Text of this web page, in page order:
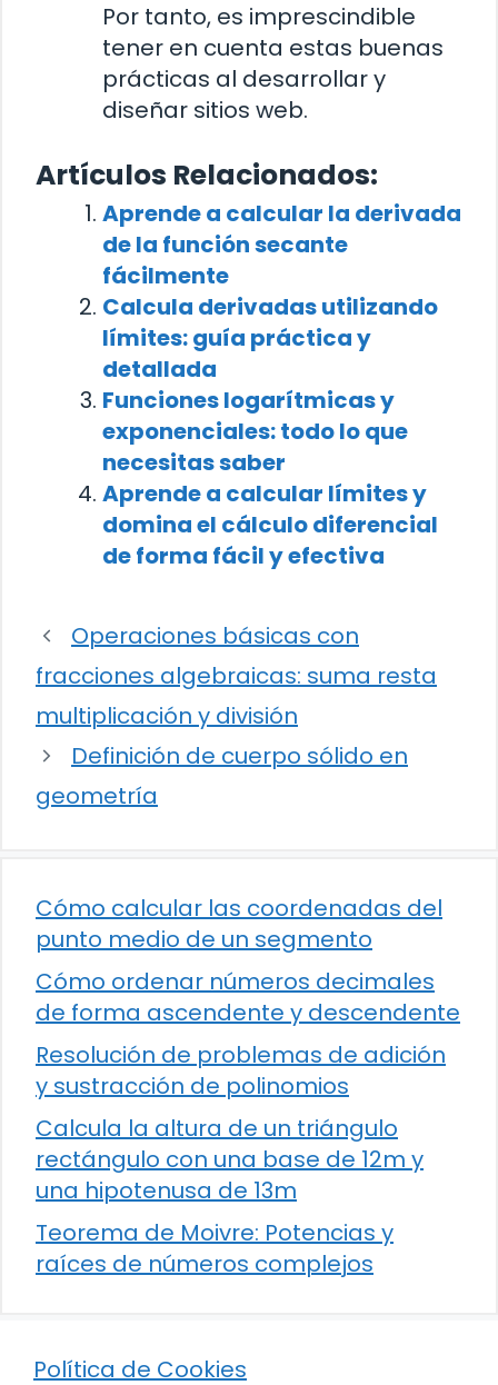
Por tanto, es imprescindible
tener en cuenta estas buenas
prácticas al desarrollar y
diseñar sitios web.
Artículos Relacionados:
Aprende a calcular la derivada
de la función secante
fácilmente
Calcula derivadas utilizando
límites: guía práctica y
detallada
Funciones logarítmicas y
exponenciales: todo lo que
necesitas saber
Aprende a calcular límites y
domina el cálculo diferencial
de forma fácil y efectiva
Operaciones básicas con
fracciones algebraicas: suma resta
multiplicación y división
Definición de cuerpo sólido en
geometría
Cómo calcular las coordenadas del
punto medio de un segmento
Cómo ordenar números decimales
de forma ascendente y descendente
Resolución de problemas de adición
y sustracción de polinomios
Calcula la altura de un triángulo
rectángulo con una base de 12m y
una hipotenusa de 13m
Teorema de Moivre: Potencias y
raíces de números complejos
Política de Cookies